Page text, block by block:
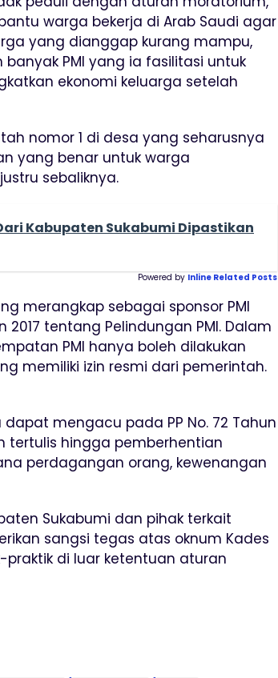
warga bekerja di Arab Saudi agar
yang dianggap kurang mampu,
PMI yang ia fasilitasi untuk
ekonomi keluarga setelah
nomor 1 di desa yang seharusnya
yang benar untuk warga
sebaliknya.
Kabupaten Sukabumi Dipastikan
Powered by Inline Related Posts
merangkap sebagai sponsor PMI
2017 tentang Pelindungan PMI. Dalam
PMI hanya boleh dilakukan
memiliki izin resmi dari pemerintah.
mengacu pada PP No. 72 Tahun
tertulis hingga pemberhentian
perdagangan orang, kewenangan
Sukabumi dan pihak terkait
sangsi tegas atas oknum Kades
di luar ketentuan aturan